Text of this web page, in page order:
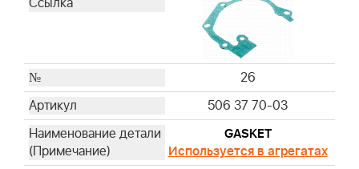
26
506 37 70-03
GASKET
Используется в агрегатах